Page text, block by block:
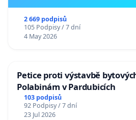
2 669 podpisů
105 Podpisy / 7 dní
4 May 2026
Petice proti výstavbě
Polabinám v Pardubicích
103 podpisů
92 Podpisy / 7 dní
23 Jul 2026